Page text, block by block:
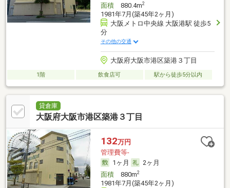
面積880.4m2
1981年7月(築45年2ヶ月)
大阪メトロ中央線 大阪港駅 徒歩5
分
その他の交通
大阪府大阪市港区築港３丁目
1階 飲食店可 駅から徒歩5分以内
貸倉庫
大阪府大阪市港区築港３丁目
132万円
管理費等-
1ヶ月
2ヶ月
面積880m2
1981年7月(築45年2ヶ月)